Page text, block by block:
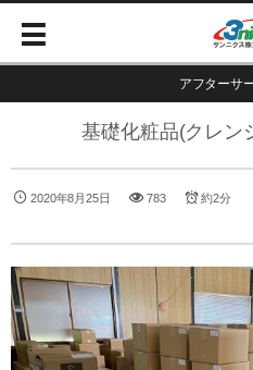
アフターサ
基礎化粧品(クレン
2020年8月25日 783 約2分